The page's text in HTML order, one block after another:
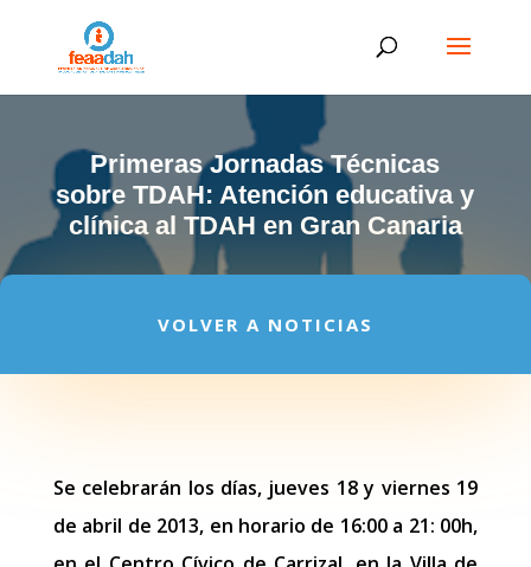
Primeras Jornadas Técnicas
sobre TDAH: Atención educativa y
clínica al TDAH en Gran Canaria
VOLVER A NOTICIAS
Se celebrarán los días, jueves 18 y viernes 19
de abril de 2013, en horario de 16:00 a 21: 00h,